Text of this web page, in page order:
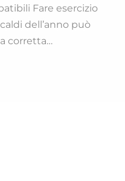
Fare esercizio
dell’anno può
corretta…